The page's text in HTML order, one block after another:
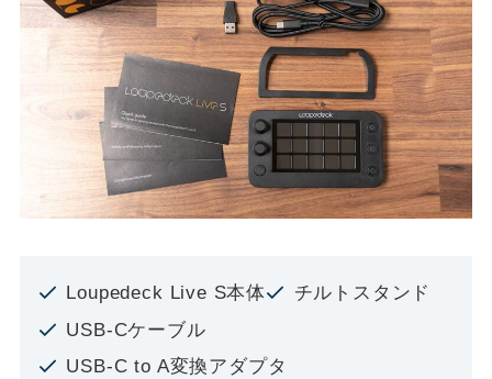
Loupedeck Live S本体
チルトスタンド
USB-Cケーブル
USB-C to A変換アダプタ